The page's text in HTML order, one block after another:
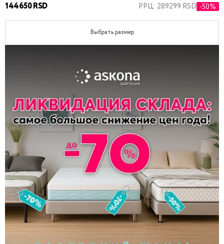
144650 RSD РРЦ: 289299 RSD -50%
Выбрать размер